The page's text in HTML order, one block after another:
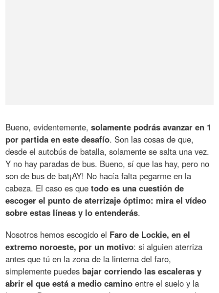
Bueno, evidentemente,solamente podrás avanzar en 1
por partida en este desafío. Son las cosas de que,
desde el autobús de batalla, solamente se salta una vez.
Y no hay paradas de bus. Bueno, sí que las hay, pero no
son de bus de bat¡AY! No hacía falta pegarme en la
cabeza. El caso es quetodo es una cuestión de
escoger el punto de aterrizaje óptimo: mira el vídeo
sobre estas líneas y lo entenderás.
Nosotros hemos escogido el Faro de Lockie, en el
extremo noroeste, por un motivo: si alguien aterriza
antes que tú en la zona de la linterna del faro,
simplemente puedes bajar corriendo las escaleras y
abrir el que está a medio camino entre el suelo y la